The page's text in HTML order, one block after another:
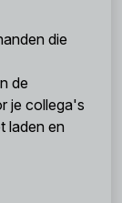
die
de
je collega's
laden en